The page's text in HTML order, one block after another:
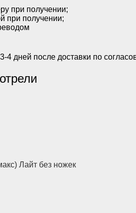
при получении;
при получении;
4 дней после доставки по
Лайт без ножек